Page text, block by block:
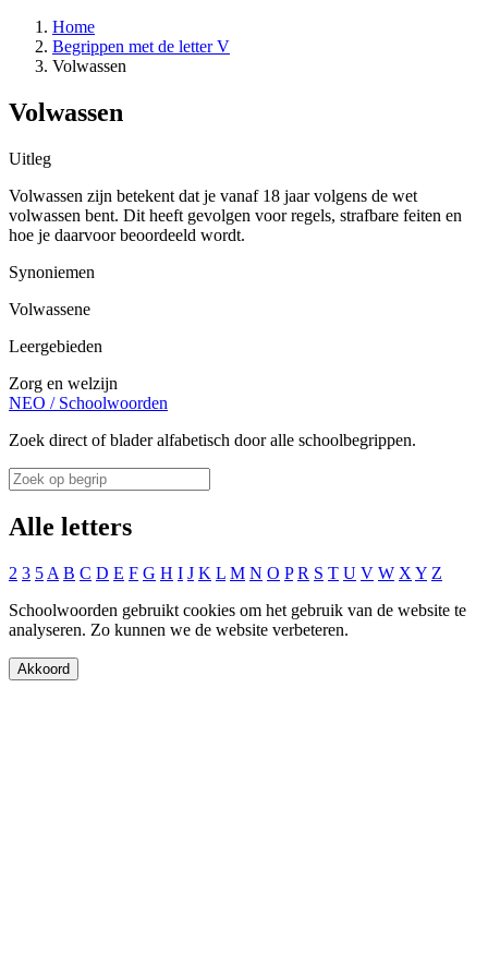
Home
Begrippen met de letter V
Volwassen
Volwassen
Uitleg
Volwassen zijn betekent dat je vanaf 18 jaar volgens de wet
volwassen bent. Dit heeft gevolgen voor regels, strafbare feiten en
hoe je daarvoor beoordeeld wordt.
Synoniemen
Volwassene
Leergebieden
Zorg en welzijn
NEO / Schoolwoorden
Zoek direct of blader alfabetisch door alle schoolbegrippen.
Alle letters
2 3 5 A B C D E F G H I J K L M N O P R S T U V W X Y Z
Schoolwoorden gebruikt cookies om het gebruik van de website te
analyseren. Zo kunnen we de website verbeteren.
Akkoord